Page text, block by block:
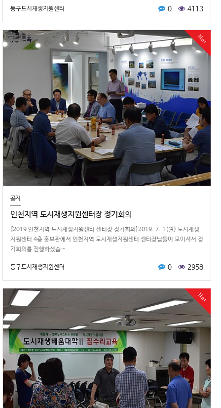
동구도시재생지원센터 0 4113
Hot
공지
인천지역 도시재생지원센터장 정기회의
[2019 인천지역 도시재생지원센터 센터장 정기회의]​​2019. 7. 1(월) 도시재생
지원센터 4층 홍보관에서 인천지역 도시재생지원센터 센터장님들이 모이셔서 정
기회의를 진행하셨습…
동구도시재생지원센터 0 2958
Hot